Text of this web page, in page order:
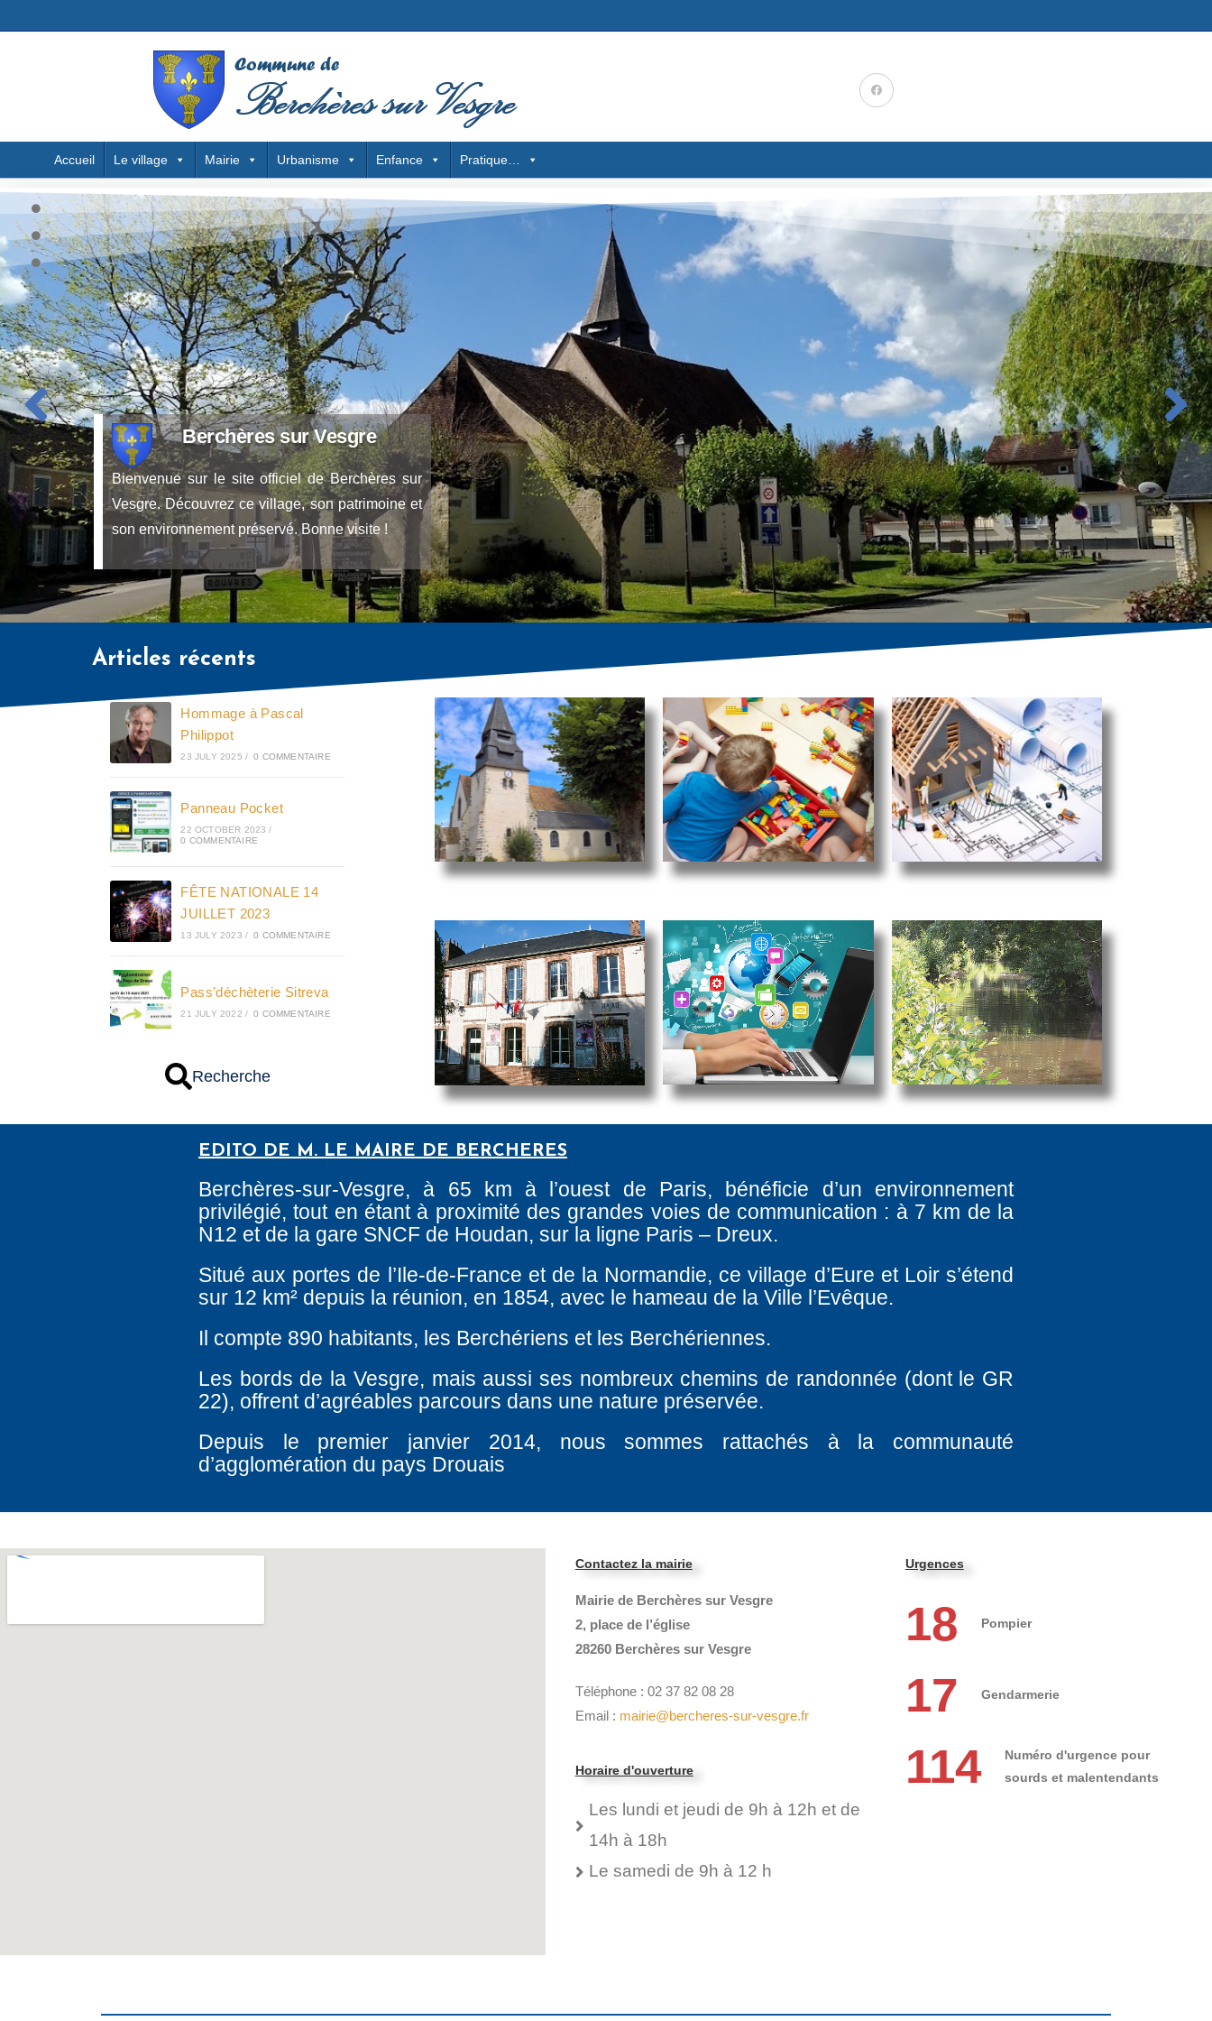
Accueil Le village Mairie Urbanisme Enfance Pratique…
Berchères sur Vesgre
Bienvenue sur le site officiel de Berchères sur
Vesgre. Découvrez ce village, son patrimoine et
son environnement préservé. Bonne visite !
Articles récents
Hommage à Pascal
Philippot
23 JULY 2025 / 0 COMMENTAIRE
Panneau Pocket
22 OCTOBER 2023 /
0 COMMENTAIRE
FÊTE NATIONALE 14
JUILLET 2023
13 JULY 2023 / 0 COMMENTAIRE
Pass’déchèterie Sitreva
21 JULY 2022 / 0 COMMENTAIRE
Recherche
EDITO DE M. LE MAIRE DE BERCHERES
Berchères-sur-Vesgre, à 65 km à l’ouest de Paris, bénéficie d’un environnement
privilégié, tout en étant à proximité des grandes voies de communication : à 7 km de la
N12 et de la gare SNCF de Houdan, sur la ligne Paris – Dreux.
Situé aux portes de l’Ile-de-France et de la Normandie, ce village d’Eure et Loir s’étend
sur 12 km² depuis la réunion, en 1854, avec le hameau de la Ville l’Evêque.
Il compte 890 habitants, les Berchériens et les Berchériennes.
Les bords de la Vesgre, mais aussi ses nombreux chemins de randonnée (dont le GR
22), offrent d’agréables parcours dans une nature préservée.
Depuis le premier janvier 2014, nous sommes rattachés à la communauté
d’agglomération du pays Drouais
Contactez la mairie
Mairie de Berchères sur Vesgre
2, place de l’église
28260 Berchères sur Vesgre
Téléphone : 02 37 82 08 28
Email : mairie@bercheres-sur-vesgre.fr
Horaire d'ouverture
Les lundi et jeudi de 9h à 12h et de
14h à 18h
Le samedi de 9h à 12 h
Urgences
18 Pompier
17 Gendarmerie
114
Numéro d'urgence pour
sourds et malentendants